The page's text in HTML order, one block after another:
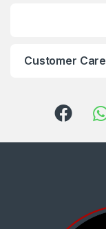
Customer Care